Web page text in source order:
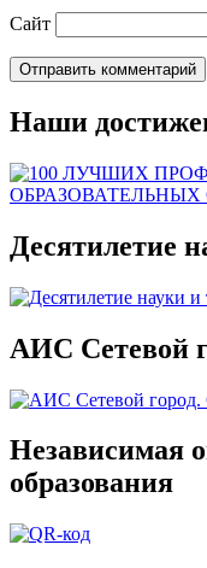
Сайт
Наши
Десятилетие
АИС Сетевой
Независимая
образования